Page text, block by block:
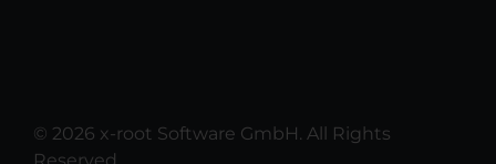
© 2026 x-root Software GmbH. All Rights